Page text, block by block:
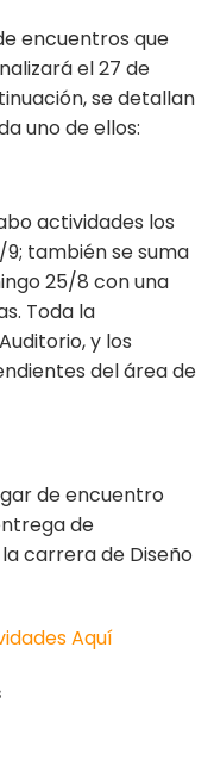
encuentros que
el 27 de
se detallan
uno de ellos:
actividades los
9; también se suma
25/8 con una
Toda la
y los
del área de
de encuentro
de
carrera de Diseño
Aquí